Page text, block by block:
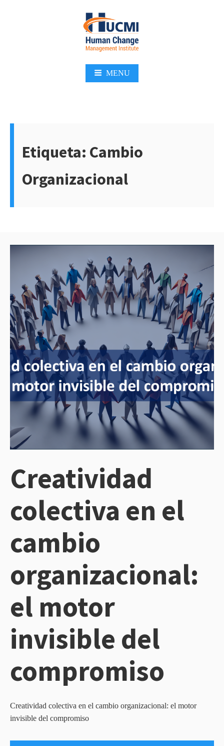
MENU
Etiqueta: Cambio
Organizacional
Creatividad
colectiva en el
cambio
organizacional:
el motor
invisible del
compromiso
Creatividad colectiva en el cambio organizacional: el motor
invisible del compromiso